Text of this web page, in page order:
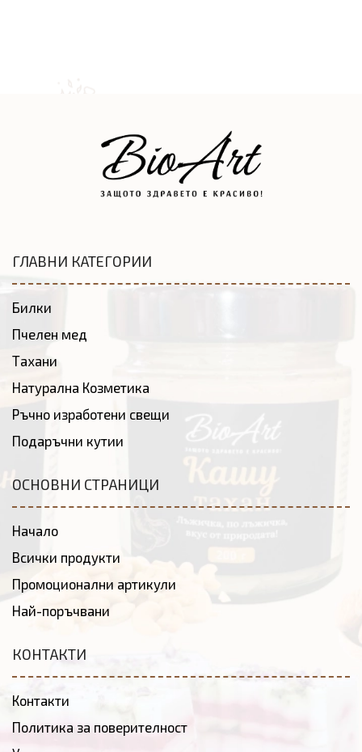
ГЛАВНИ КАТЕГОРИИ
Билки
Пчелен мед
Тахани
Натурална Козметика
Ръчно изработени свещи
Подаръчни кутии
ОСНОВНИ СТРАНИЦИ
Начало
Всички продукти
Промоционални артикули
Най-поръчвани
КОНТАКТИ
Контакти
Политика за поверителност